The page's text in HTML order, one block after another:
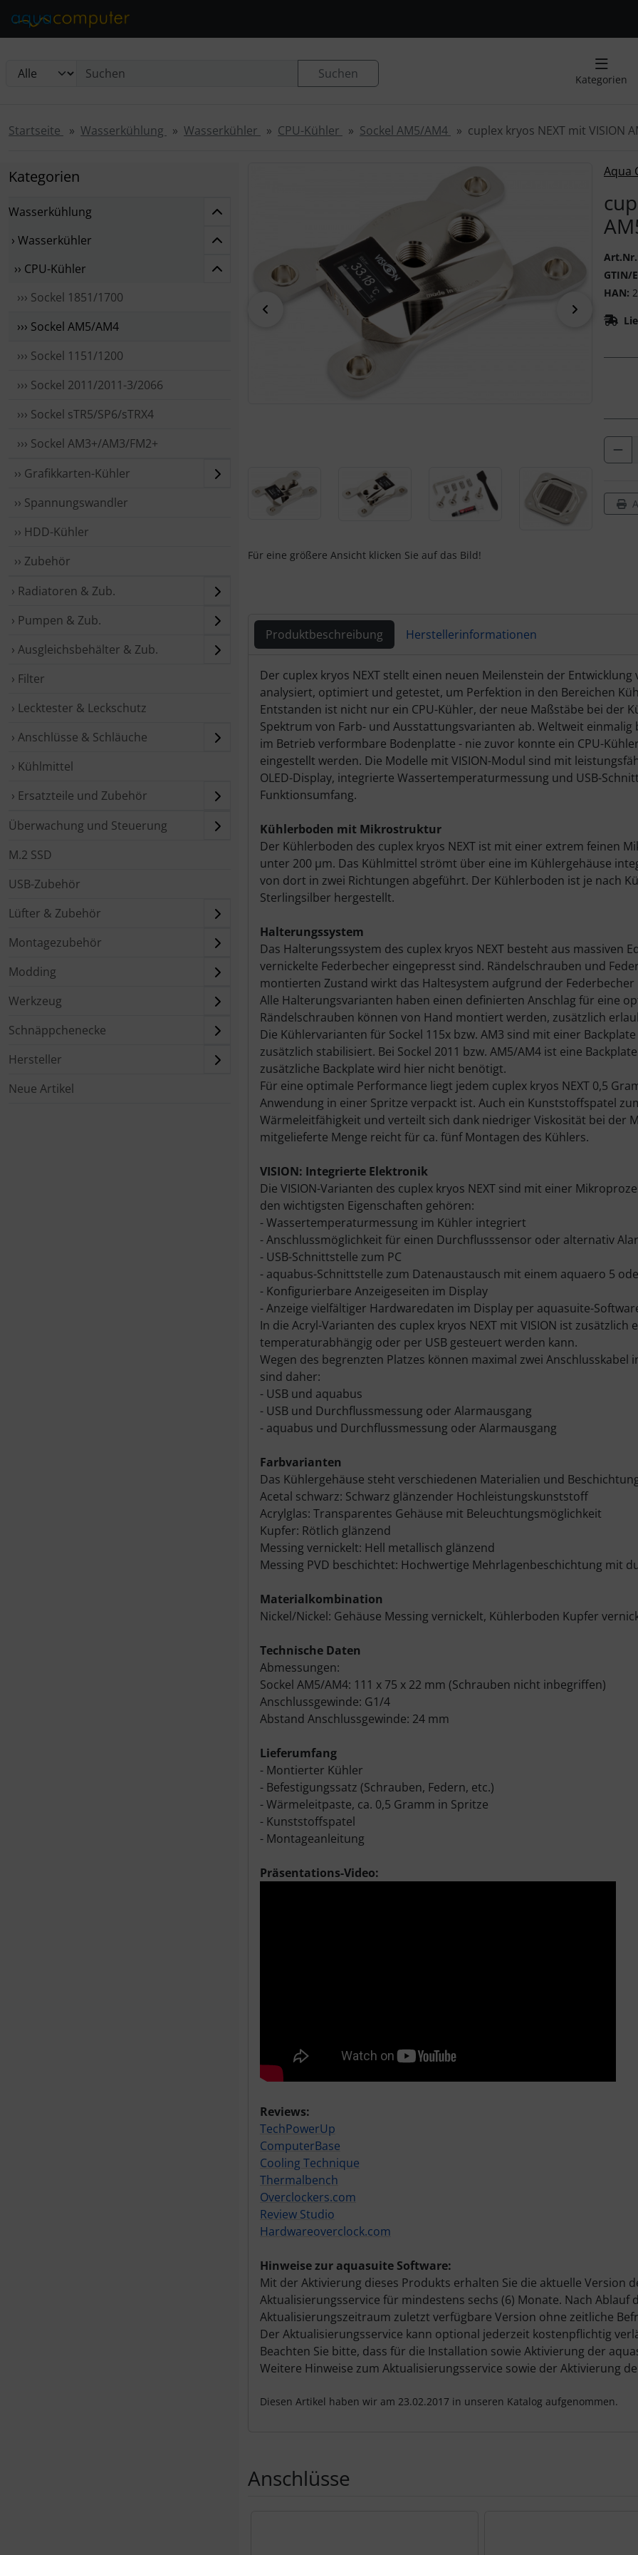
Suchen
Kategorien
Startseite Wasserkühlung Wasserkühler CPU-Kühler Sockel AM5/AM4 cuplex kryos NEXT mit VISION
Kategorien
Wasserkühlung
› Wasserkühler
›› CPU-Kühler
››› Sockel 1851/1700
››› Sockel AM5/AM4
››› Sockel 1151/1200
››› Sockel 2011/2011-3/2066
››› Sockel sTR5/SP6/sTRX4
››› Sockel AM3+/AM3/FM2+
›› Grafikkarten-Kühler
›› Spannungswandler
›› HDD-Kühler
›› Zubehör
› Radiatoren & Zub.
› Pumpen & Zub.
› Ausgleichsbehälter & Zub.
› Filter
› Lecktester & Leckschutz
› Anschlüsse & Schläuche
› Kühlmittel
› Ersatzteile und Zubehör
Überwachung und Steuerung
M.2 SSD
USB-Zubehör
Lüfter & Zubehör
Montagezubehör
Modding
Werkzeug
Schnäppchenecke
Hersteller
Neue Artikel
Aqua
GTIN/
HAN:
Wenn mehr als ein Produktbild existiert, können Sie die "Zurück-" und
Für eine größere Ansicht klicken Sie auf das Bild!
Produktbeschreibung Herstellerinformationen
Produktbeschreibung
Der cuplex kryos NEXT stellt einen neuen Meilenstein der
analysiert, optimiert und getestet, um Perfektion in den Bereichen
Entstanden ist nicht nur ein CPU-Kühler, der neue Maßstäbe bei der
Spektrum von Farb- und Ausstattungsvarianten ab. Weltweit einmalig
im Betrieb verformbare Bodenplatte - nie zuvor konnte ein CPU-
eingestellt werden. Die Modelle mit VISION-Modul sind mit
OLED-Display, integrierte Wassertemperaturmessung und USB-
Funktionsumfang.
Kühlerboden mit Mikrostruktur
Der Kühlerboden des cuplex kryos NEXT ist mit einer extrem feinen
unter 200 µm. Das Kühlmittel strömt über eine im Kühlergehäuse
von dort in zwei Richtungen abgeführt. Der Kühlerboden ist je nach
Sterlingsilber hergestellt.
Halterungssystem
Das Halterungssystem des cuplex kryos NEXT besteht aus massiven
vernickelte Federbecher eingepresst sind. Rändelschrauben und
montierten Zustand wirkt das Haltesystem aufgrund der
Alle Halterungsvarianten haben einen definierten Anschlag für eine
Rändelschrauben können von Hand montiert werden, zusätzlich
Die Kühlervarianten für Sockel 115x bzw. AM3 sind mit einer
zusätzlich stabilisiert. Bei Sockel 2011 bzw. AM5/AM4 ist eine
zusätzliche Backplate wird hier nicht benötigt.
Für eine optimale Performance liegt jedem cuplex kryos NEXT 0,5
Anwendung in einer Spritze verpackt ist. Auch ein Kunststoffspatel
Wärmeleitfähigkeit und verteilt sich dank niedriger Viskosität bei der
mitgelieferte Menge reicht für ca. fünf Montagen des Kühlers.
VISION: Integrierte Elektronik
Die VISION-Varianten des cuplex kryos NEXT sind mit einer
den wichtigsten Eigenschaften gehören:
- Wassertemperaturmessung im Kühler integriert
- Anschlussmöglichkeit für einen Durchflusssensor oder alternativ
- USB-Schnittstelle zum PC
- aquabus-Schnittstelle zum Datenaustausch mit einem aquaero 5
- Konfigurierbare Anzeigeseiten im Display
- Anzeige vielfältiger Hardwaredaten im Display per aquasuite-
In die Acryl-Varianten des cuplex kryos NEXT mit VISION ist
temperaturabhängig oder per USB gesteuert werden kann.
Wegen des begrenzten Platzes können maximal zwei
sind daher:
- USB und aquabus
- USB und Durchflussmessung oder Alarmausgang
- aquabus und Durchflussmessung oder Alarmausgang
Farbvarianten
Das Kühlergehäuse steht verschiedenen Materialien und
Acetal schwarz: Schwarz glänzender Hochleistungskunststoff
Acrylglas: Transparentes Gehäuse mit Beleuchtungsmöglichkeit
Kupfer: Rötlich glänzend
Messing vernickelt: Hell metallisch glänzend
Messing PVD beschichtet: Hochwertige Mehrlagenbeschichtung mit
Materialkombination
Nickel/Nickel: Gehäuse Messing vernickelt, Kühlerboden Kupfer
Technische Daten
Abmessungen:
Sockel AM5/AM4: 111 x 75 x 22 mm (Schrauben nicht inbegriffen)
Anschlussgewinde: G1/4
Abstand Anschlussgewinde: 24 mm
Lieferumfang
- Montierter Kühler
- Befestigungssatz (Schrauben, Federn, etc.)
- Wärmeleitpaste, ca. 0,5 Gramm in Spritze
- Kunststoffspatel
- Montageanleitung
Präsentations-Video:
Reviews:
TechPowerUp
ComputerBase
Cooling Technique
Thermalbench
Overclockers.com
Review Studio
Hardwareoverclock.com
Hinweise zur aquasuite Software:
Mit der Aktivierung dieses Produkts erhalten Sie die aktuelle Version
Aktualisierungsservice für mindestens sechs (6) Monate. Nach Ablauf
Aktualisierungszeitraum zuletzt verfügbare Version ohne zeitliche
Der Aktualisierungsservice kann optional jederzeit kostenpflichtig
Beachten Sie bitte, dass für die Installation sowie Aktivierung der
Weitere Hinweise zum Aktualisierungsservice sowie der Aktivierung
Diesen Artikel haben wir am 23.02.2017 in unseren Katalog aufgenommen.
Anschlüsse